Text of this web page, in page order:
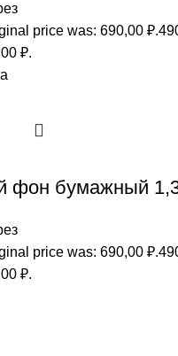
price was: 690,00 ₽.
₽.
фон бумажный
price was: 690,00 ₽.
₽.